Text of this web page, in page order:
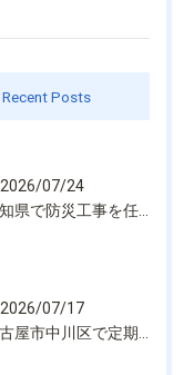
Recent Posts
2026/07/24
2026/07/17